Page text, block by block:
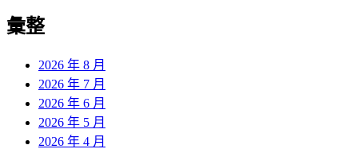
覽
彙整
2026 年 8 月
2026 年 7 月
2026 年 6 月
2026 年 5 月
2026 年 4 月